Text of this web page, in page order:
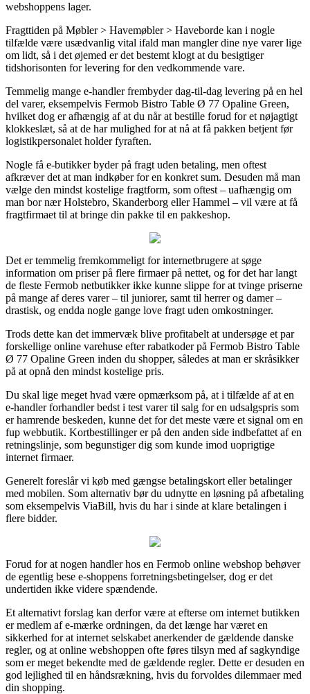
webshoppens lager.
Fragttiden på Møbler > Havemøbler > Haveborde kan i nogle
tilfælde være usædvanlig vital ifald man mangler dine nye varer lige
om lidt, så i det øjemed er det bestemt klogt at du besigtiger
tidshorisonten for levering for den vedkommende vare.
Temmelig mange e-handler frembyder dag-til-dag levering på en hel
del varer, eksempelvis Fermob Bistro Table Ø 77 Opaline Green,
hvilket dog er afhængig af at du når at bestille forud for et nøjagtigt
klokkeslæt, så at de har mulighed for at nå at få pakken betjent før
logistikpersonalet holder fyraften.
Nogle få e-butikker byder på fragt uden betaling, men oftest
afkræver det at man indkøber for en konkret sum. Desuden må man
vælge den mindst kostelige fragtform, som oftest – uafhængig om
man bor nær Holstebro, Skanderborg eller Hammel – vil være at få
fragtfirmaet til at bringe din pakke til en pakkeshop.
Det er temmelig fremkommeligt for internetbrugere at søge
information om priser på flere firmaer på nettet, og for det har langt
de fleste Fermob netbutikker ikke kunne slippe for at tvinge priserne
på mange af deres varer – til juniorer, samt til herrer og damer –
drastisk, og endda nogle gange love fragt uden omkostninger.
Trods dette kan det immervæk blive profitabelt at undersøge et par
forskellige online varehuse efter rabatkoder på Fermob Bistro Table
Ø 77 Opaline Green inden du shopper, således at man er skråsikker
på at opnå den mindst kostelige pris.
Du skal lige meget hvad være opmærksom på, at i tilfælde af at en
e-handler forhandler bedst i test varer til salg for en udsalgspris som
er hamrende beskeden, kunne det for det meste være et signal om en
fup webbutik. Kortbestillinger er på den anden side indbefattet af en
retningslinje, som begunstiger dig som kunde imod uoprigtige
internet firmaer.
Generelt foreslår vi køb med gængse betalingskort eller betalinger
med mobilen. Som alternativ bør du udnytte en løsning på afbetaling
som eksempelvis ViaBill, hvis du har i sinde at klare betalingen i
flere bidder.
Forud for at nogen handler hos en Fermob online webshop behøver
de egentlig bese e-shoppens forretningsbetingelser, dog er det
undertiden ikke videre spændende.
Et alternativt forslag kan derfor være at efterse om internet butikken
er medlem af e-mærke ordningen, da det længe har været en
sikkerhed for at internet selskabet anerkender de gældende danske
regler, og at online webshoppen ofte føres tilsyn med af sagkyndige
som er meget bekendte med de gældende regler. Dette er desuden en
god lejlighed til en håndsrækning, hvis du forvoldes dilemmaer med
din shopping.